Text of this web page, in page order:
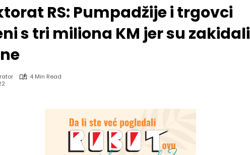
RS: Pumpadžije i trgovci
s tri miliona KM jer su zakidali
4 Min Read